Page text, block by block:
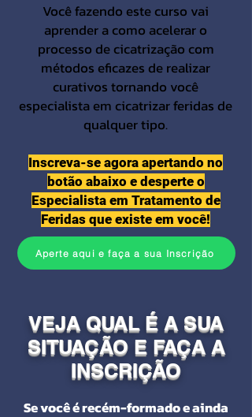
Você fazendo este curso vai
aprender a como acelerar o
processo de cicatrização com
métodos eficazes de realizar
curativos tornando você
especialista em cicatrizar feridas de
qualquer tipo.
Inscreva-se agora apertando no
botão abaixo e desperte o
Especialista em Tratamento de
Feridas que existe em você!
Aperte aqui e faça a sua Inscrição
VEJA QUAL É A SUA
SITUAÇÃO E FAÇA A
INSCRIÇÃO
Se você é recém-formado e ainda